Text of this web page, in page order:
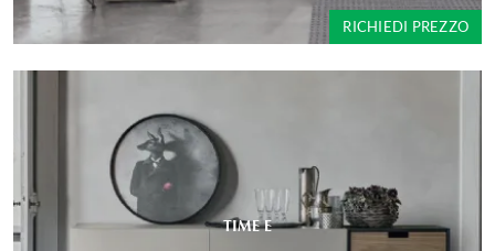
RICHIEDI PREZZO
TIME E